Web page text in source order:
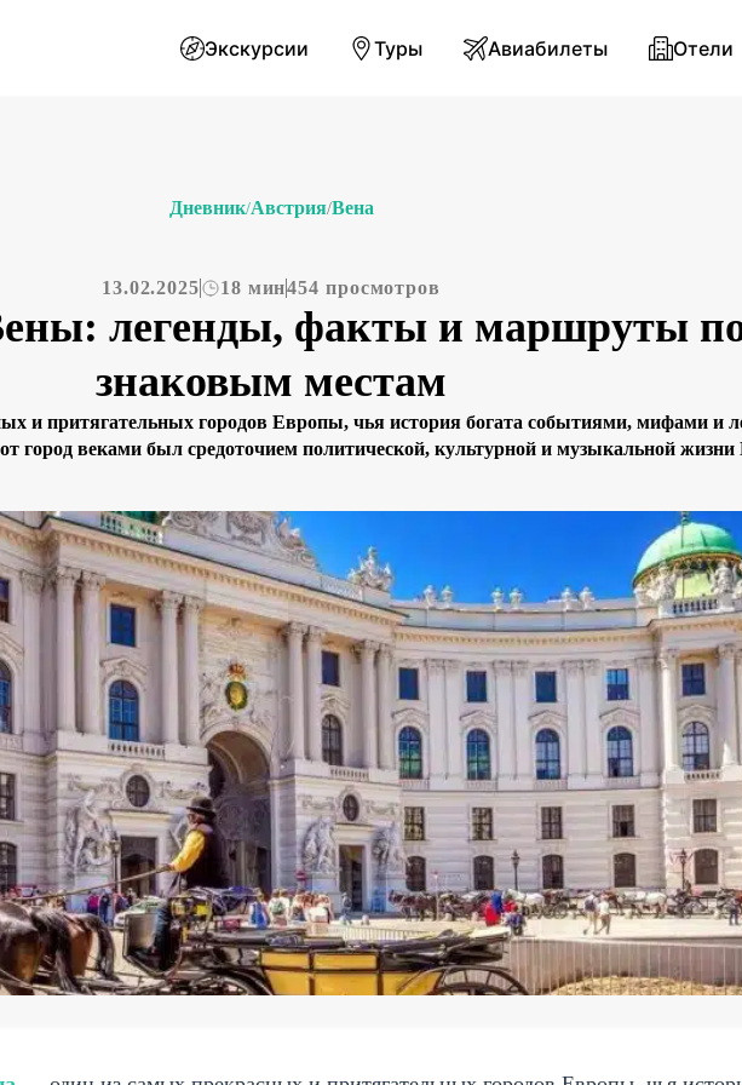
Экскурсии Туры Авиабилеты Отели
Дневник/Австрия/Вена
13.02.2025 18 мин454 просмотров
легенды, факты и маршруты
знаковым местам
и притягательных городов Европы, чья история богата событиями, мифами и
город веками был средоточием политической, культурной и музыкальной жизни